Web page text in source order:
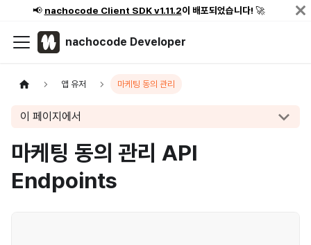
📢 nachocode Client SDK v1.11.2이 배포되었습니다! 🚀
nachocode Developer
앱 유저 마케팅 동의 관리
이 페이지에서
마케팅 동의 관리 API
Endpoints